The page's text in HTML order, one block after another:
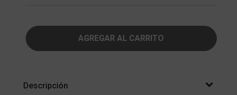
AGREGAR AL CARRITO
Descripción